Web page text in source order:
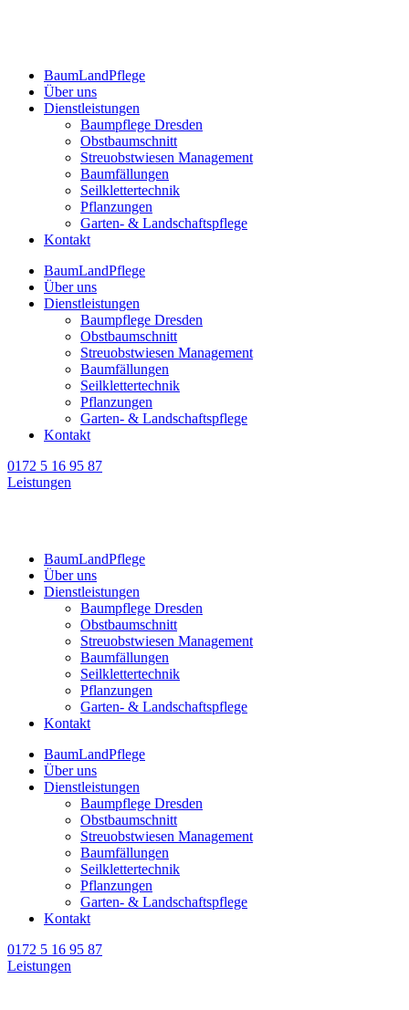
BaumLandPflege
Über uns
Dienstleistungen
Baumpflege Dresden
Obstbaumschnitt
Streuobstwiesen Management
Baumfällungen
Seilklettertechnik
Pflanzungen
Garten- & Landschaftspflege
Kontakt
BaumLandPflege
Über uns
Dienstleistungen
Baumpflege Dresden
Obstbaumschnitt
Streuobstwiesen Management
Baumfällungen
Seilklettertechnik
Pflanzungen
Garten- & Landschaftspflege
Kontakt
0172 5 16 95 87
Leistungen
BaumLandPflege
Über uns
Dienstleistungen
Baumpflege Dresden
Obstbaumschnitt
Streuobstwiesen Management
Baumfällungen
Seilklettertechnik
Pflanzungen
Garten- & Landschaftspflege
Kontakt
BaumLandPflege
Über uns
Dienstleistungen
Baumpflege Dresden
Obstbaumschnitt
Streuobstwiesen Management
Baumfällungen
Seilklettertechnik
Pflanzungen
Garten- & Landschaftspflege
Kontakt
0172 5 16 95 87
Leistungen